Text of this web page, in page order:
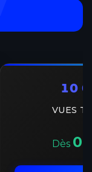
10
VUES
Dès